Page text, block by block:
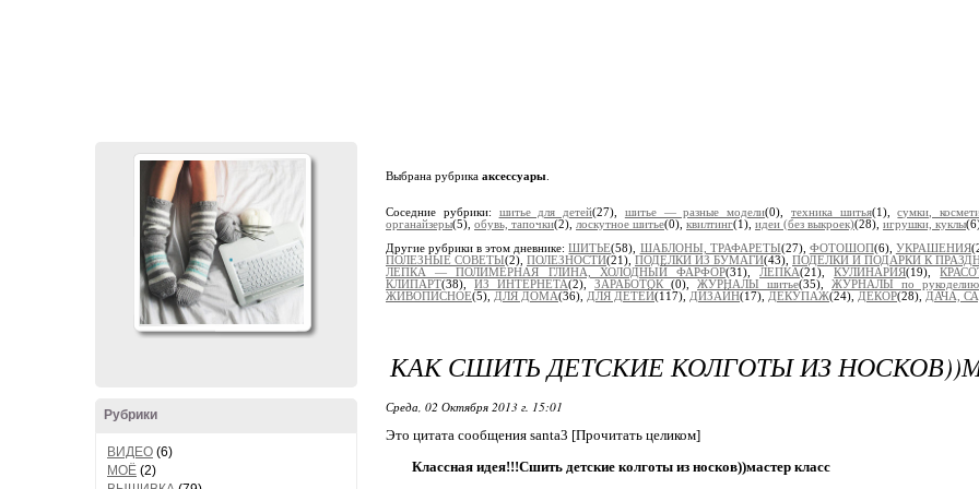
Рубрики
ВИДЕО (6)
МОЁ (2)
Выбрана рубрика аксессуары
Соседние рубрики: шитье для детей(27), шитье — разные модели(0), техника шитья(1),сумки,
органайзеры(5), обувь, тапочки(2), лоскутное шитье(0), квилтинг(1), идеи (без выкроек)(28), игрушки, куклы
Другие рубрики в этом дневнике:ШИТЬЕ(58), ШАБЛОНЫ, ТРАФАРЕТЫ(27), ФОТОШОП(6), УКРАШЕНИЯ
ПОЛЕЗНЫЕ СОВЕТЫ(2), ПОЛЕЗНОСТИ(21), ПОДЕЛКИ ИЗ БУМАГИ(43), ПОДЕЛКИ И ПОДАРКИ К
ЛЕПКА — ПОЛИМЕРНАЯ ГЛИНА, ХОЛОДНЫЙ ФАРФОР(31), ЛЕПКА(21),КУЛИНАРИЯ(19),
КЛИПАРТ(38), ИЗ ИНТЕРНЕТА(2), ЗАРАБОТОК (0), ЖУРНАЛЫ шитье(35), ЖУРНАЛЫ по рукоделию
ЖИВОПИСНОЕ(5), ДЛЯ ДОМА(36), ДЛЯ ДЕТЕЙ(117), ДИЗАЙН(17), ДЕКУПАЖ(24), ДЕКОР(28), ДАЧА,
КАК СШИТЬ ДЕТСКИЕ КОЛГОТЫ ИЗ
Среда, 02 Октября 2013 г. 15:01
Это цитата сообщения santa3 [Прочитать целиком]
Классная идея!!!Сшить детские колготы из носков))мастер класс